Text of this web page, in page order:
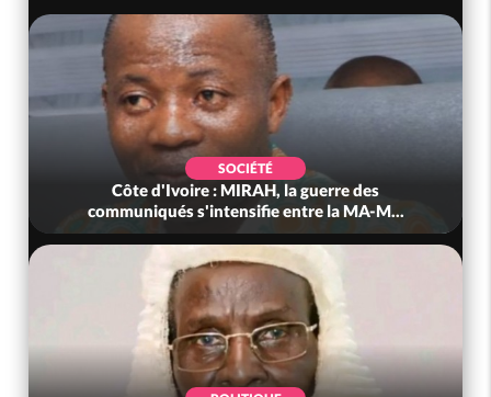
SOCIÉTÉ
Côte d'Ivoire : MIRAH, la guerre des
communiqués s'intensifie entre la MA-M...